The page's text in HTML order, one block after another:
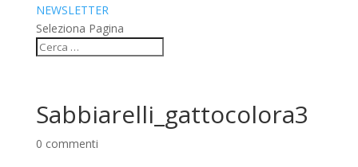
NEWSLETTER
Seleziona Pagina
Sabbiarelli_gattocolora3
0 commenti